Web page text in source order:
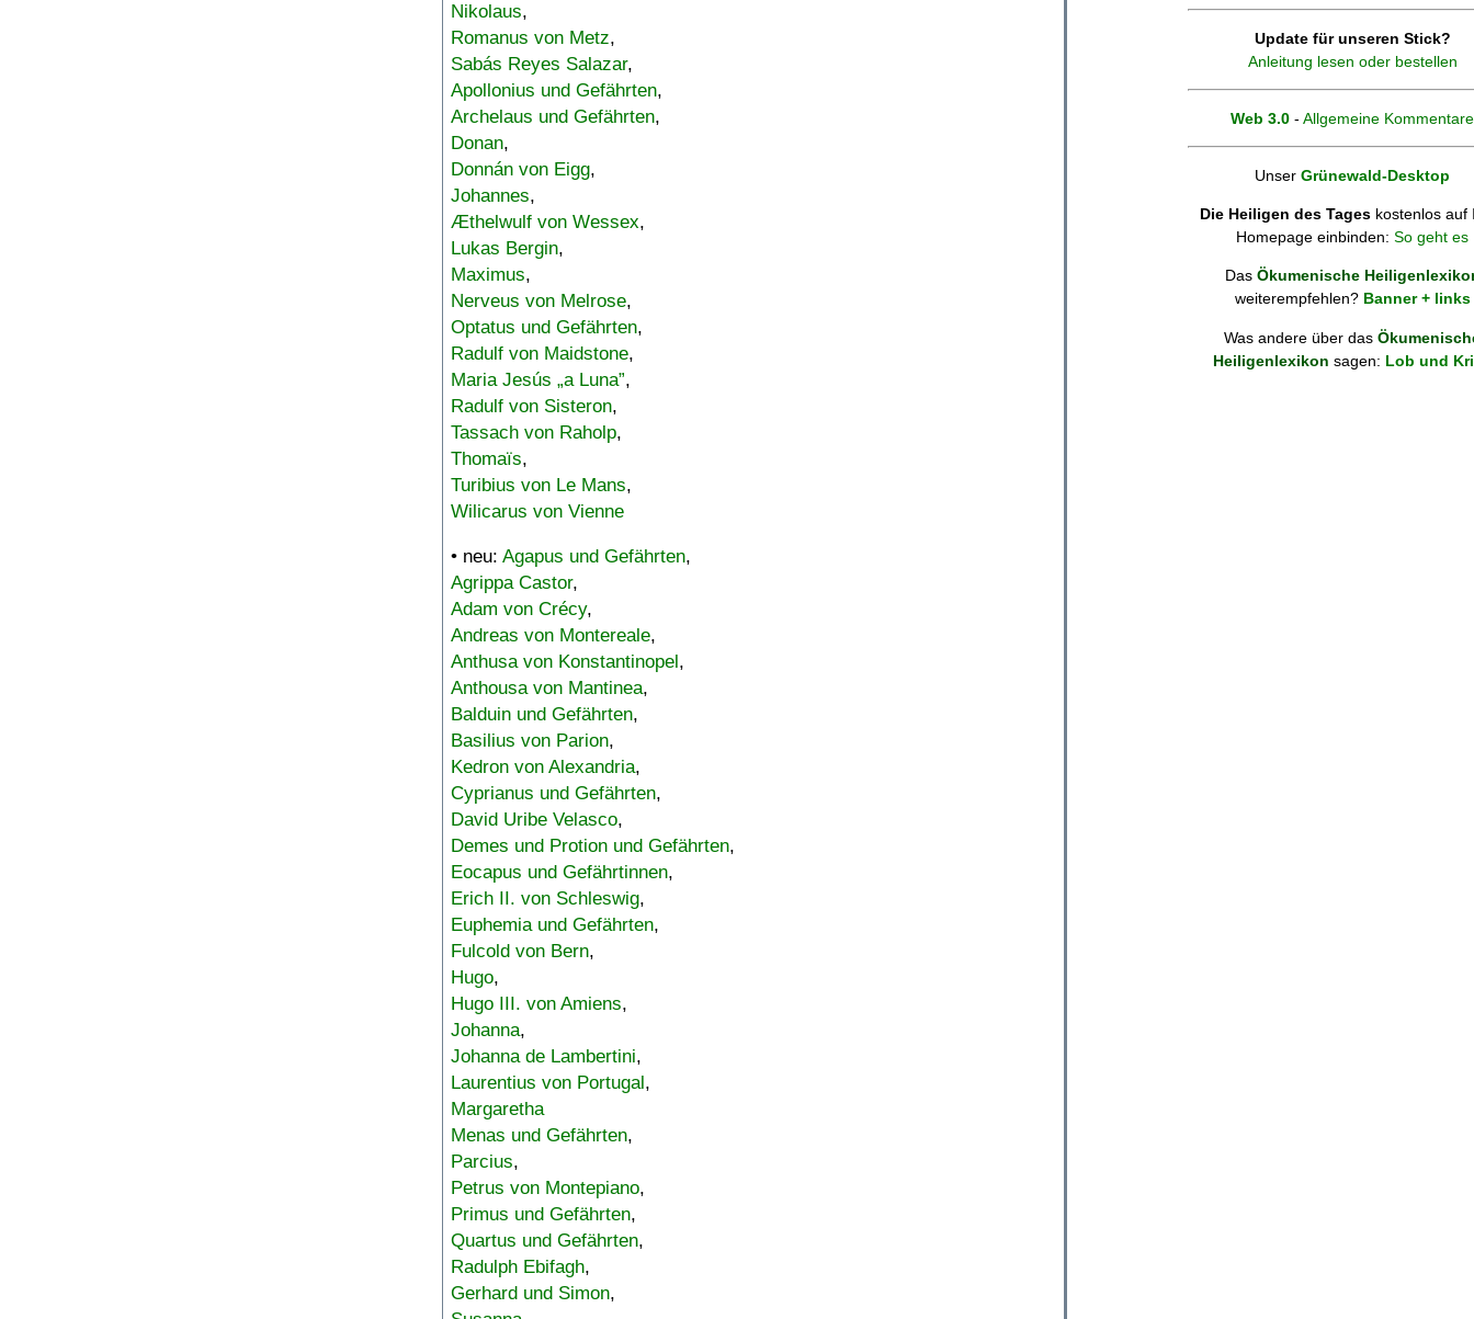
Nikolaus,
Romanus von Metz,
Sabás Reyes Salazar,
Apollonius und Gefährten,
Archelaus und Gefährten,
Donan,
Donnán von Eigg,
Johannes,
Æthelwulf von Wessex,
Lukas Bergin,
Maximus,
Nerveus von Melrose,
Optatus und Gefährten,
Radulf von Maidstone,
Maria Jesús „a Luna”,
Radulf von Sisteron,
Tassach von Raholp,
Thomaïs,
Turibius von Le Mans,
Wilicarus von Vienne
• neu: Agapus und Gefährten,
Agrippa Castor,
Adam von Crécy,
Andreas von Montereale,
Anthusa von Konstantinopel,
Anthousa von Mantinea,
Balduin und Gefährten,
Basilius von Parion,
Kedron von Alexandria,
Cyprianus und Gefährten,
David Uribe Velasco,
Demes und Protion und Gefährten,
Eocapus und Gefährtinnen,
Erich II. von Schleswig,
Euphemia und Gefährten,
Fulcold von Bern,
Hugo,
Hugo III. von Amiens,
Johanna,
Johanna de Lambertini,
Laurentius von Portugal,
Margaretha
Menas und Gefährten,
Parcius,
Petrus von Montepiano,
Primus und Gefährten,
Quartus und Gefährten,
Radulph Ebifagh,
Gerhard und Simon,
Update für unseren Stick?
Anleitung lesen oder bestellen
Web 3.0 - Allgemeine Kommentare
Unser Grünewald-Desktop
Die Heiligen des Tages kostenlos auf
Homepage einbinden: So geht es
Das Ökumenische
weiterempfehlen? Banner + links
Was andere über das
Heiligenlexikon sagen: Lob und